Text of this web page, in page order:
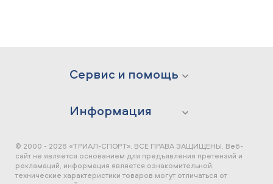
Сервис и помощь
Информация
© 2000 - 2026 «ТРИАЛ-СПОРТ». ВСЕ ПРАВА ЗАЩИЩЕНЫ. Веб-
сайт не является основанием для предъявления претензий и
рекламаций, информация является ознакомительной,
технические характеристики товаров могут отличаться от